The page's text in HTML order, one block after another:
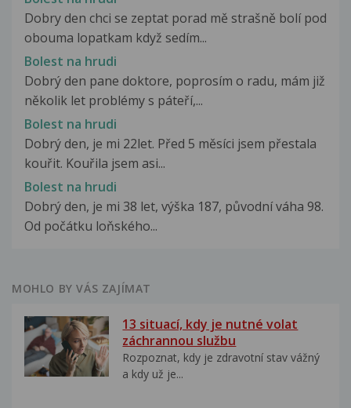
Dobry den chci se zeptat porad mě strašně bolí pod
obouma lopatkam když sedím...
Bolest na hrudi
Dobrý den pane doktore, poprosím o radu, mám již
několik let problémy s páteří,...
Bolest na hrudi
Dobrý den, je mi 22let. Před 5 měsíci jsem přestala
kouřit. Kouřila jsem asi...
Bolest na hrudi
Dobrý den, je mi 38 let, výška 187, původní váha 98.
Od počátku loňského...
MOHLO BY VÁS ZAJÍMAT
13 situací, kdy je nutné volat
záchrannou službu
Rozpoznat, kdy je zdravotní stav vážný
a kdy už je...